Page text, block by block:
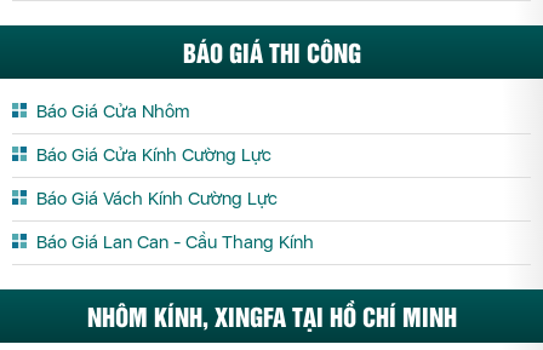
BÁO GIÁ THI CÔNG
Báo Giá Cửa Nhôm
Báo Giá Cửa Kính Cường Lực
Báo Giá Vách Kính Cường Lực
Báo Giá Lan Can - Cầu Thang Kính
NHÔM KÍNH, XINGFA TẠI HỒ CHÍ MINH